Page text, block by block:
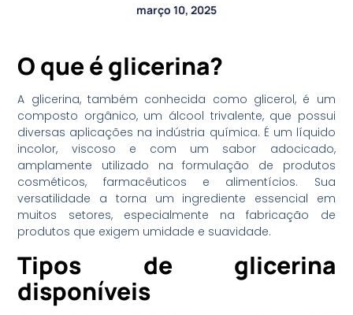
março 10, 2025
O que é glicerina?
A glicerina, também conhecida como glicerol, é um
composto orgânico, um álcool trivalente, que possui
diversas aplicações na indústria química. É um líquido
incolor, viscoso e com um sabor adocicado,
amplamente utilizado na formulação de produtos
cosméticos, farmacêuticos e alimentícios. Sua
versatilidade a torna um ingrediente essencial em
muitos setores, especialmente na fabricação de
produtos que exigem umidade e suavidade.
Tipos de glicerina
disponíveis